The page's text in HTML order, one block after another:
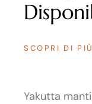
SCOPRI DI
Yakutta